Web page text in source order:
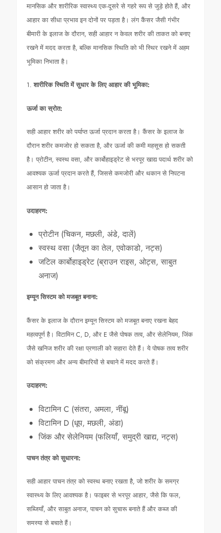
मानसिक और शारीरिक स्वास्थ्य एक-दूसरे से गहरे रूप से जुड़े होते हैं, और
आहार का सीधा प्रभाव इन दोनों पर पड़ता है। लंग कैंसर जैसी गंभीर
बीमारी के इलाज के दौरान, सही आहार न केवल शरीर की ताकत को बनाए
रखने में मदद करता है, बल्कि मानसिक स्थिति को भी स्थिर रखने में अहम
भूमिका निभाता है।
1.शारीरिक स्थिति में सुधार के लिए आहार की भूमिका:
ऊर्जा का स्रोत:
सही आहार शरीर को पर्याप्त ऊर्जा प्रदान करता है। कैंसर के इलाज के
दौरान शरीर कमजोर हो सकता है, और ऊर्जा की कमी महसूस हो सकती
है। प्रोटीन, स्वस्थ वसा, और कार्बोहाइड्रेट से भरपूर खाद्य पदार्थ शरीर को
आवश्यक ऊर्जा प्रदान करते हैं, जिससे कमजोरी और थकान से निपटना
आसान हो जाता है।
उदाहरण:
प्रोटीन (चिकन, मछली, अंडे, दालें)
स्वस्थ वसा (जैतून का तेल, एवोकाडो, नट्स)
जटिल कार्बोहाइड्रेट (ब्राउन राइस, ओट्स, साबुत
अनाज)
इम्यून सिस्टम को मजबूत बनाना:
कैंसर के इलाज के दौरान इम्यून सिस्टम को मजबूत बनाए रखना बेहद
महत्वपूर्ण है। विटामिन C, D, और E जैसे पोषक तत्व, और सेलेनियम, जिंक
जैसे खनिज शरीर की रक्षा प्रणाली को सहारा देते हैं। ये पोषक तत्व शरीर
को संक्रमण और अन्य बीमारियों से बचाने में मदद करते हैं।
उदाहरण:
विटामिन C (संतरा, अमला, नींबू)
विटामिन D (धूप, मछली, अंडा)
जिंक और सेलेनियम (फलियाँ, समुद्री खाद्य, नट्स)
पाचन तंत्र को सुधारना:
सही आहार पाचन तंत्र को स्वस्थ बनाए रखता है, जो शरीर के समग्र
स्वास्थ्य के लिए आवश्यक है। फाइबर से भरपूर आहार, जैसे कि फल,
सब्जियाँ, और साबुत अनाज, पाचन को सुचारू बनाते हैं और कब्ज की
समस्या से बचाते हैं।